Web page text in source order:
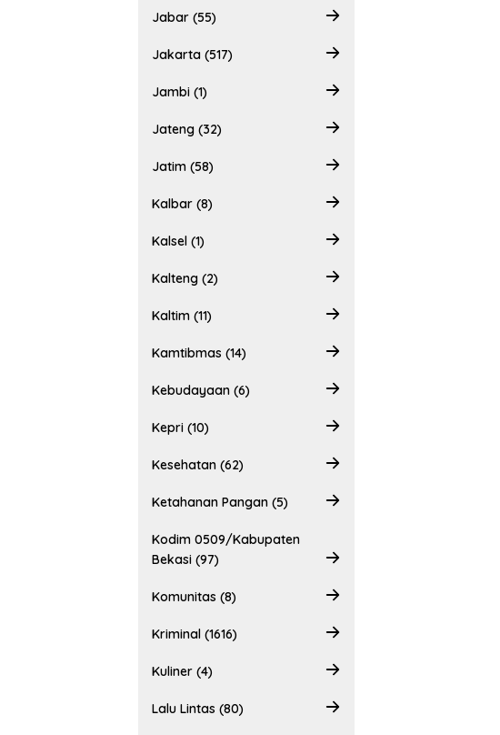
Jabar (55)
Jakarta (517)
Jambi (1)
Jateng (32)
Jatim (58)
Kalbar (8)
Kalsel (1)
Kalteng (2)
Kaltim (11)
Kamtibmas (14)
Kebudayaan (6)
Kepri (10)
Kesehatan (62)
Ketahanan Pangan (5)
Kodim 0509/Kabupaten
Bekasi (97)
Komunitas (8)
Kriminal (1616)
Kuliner (4)
Lalu Lintas (80)